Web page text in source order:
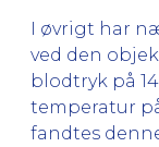
I øvrigt har
ved den
blodtryk på
temperatur
fandtes